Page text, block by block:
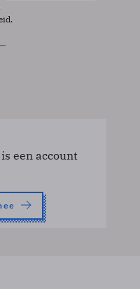
een account